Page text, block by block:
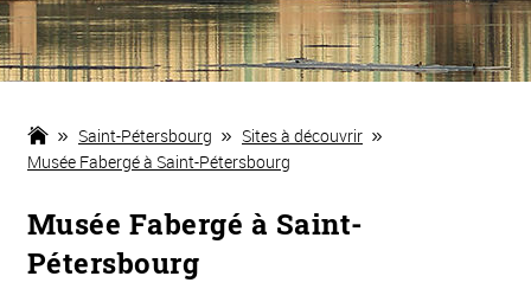
Saint-Pétersbourg
Sites à découvrir
Musée Fabergé à Saint-Pétersbourg
Musée Fabergé à Saint-
Pétersbourg